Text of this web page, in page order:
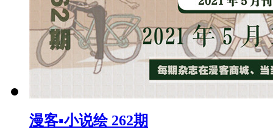
漫客▪小说绘 262期